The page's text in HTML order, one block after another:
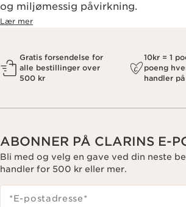
og miljømessig påvirkning.
Lær mer
Gratis forsendelse for
alle bestillinger over
500 kr
10kr = 1
poeng
handler
ABONNER PÅ CLARINS E-
Bli med og velg en gave ved din neste
handler for 500 kr eller mer.
*E-postadresse*